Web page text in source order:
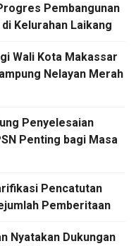
Pembangunan
Kelurahan Laikang
Wali Kota Makassar
Nelayan Merah
Penyelesaian
Penting bagi Masa
Pencatutan
Pemberitaan
Nyatakan Dukungan